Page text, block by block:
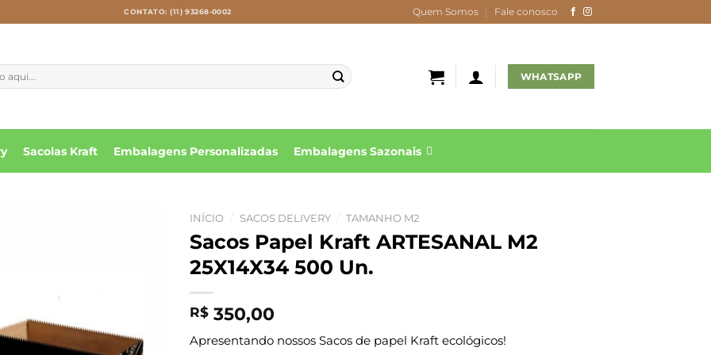
CONTATO: (11) 93268-0002 Quem Somos Fale conosco
WHATSAPP
Sacolas Kraft Embalagens Personalizadas Embalagens Sazonais
INÍCIO SACOS DELIVERY TAMANHO M2
Sacos Papel Kraft ARTESANAL M2
25X14X34 500 Un.
R$ 350,00
Apresentando nossos Sacos de papel Kraft ecológicos!